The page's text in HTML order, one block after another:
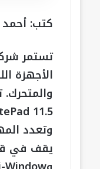
كتب:
الأجهزة
وتعدد